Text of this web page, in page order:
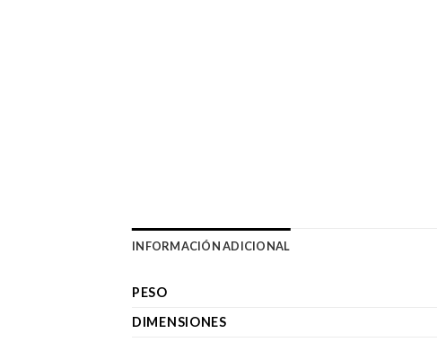
INFORMACIÓN ADICIONAL
PESO
DIMENSIONES